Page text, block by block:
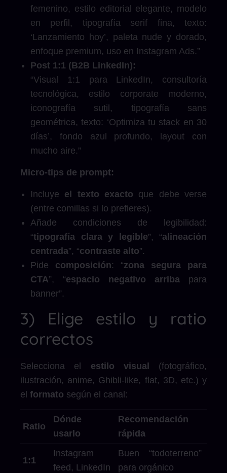
femenino, estilo editorial elegante, modelo
en perfil, tipografía serif fina, texto:
‘Lanzamiento hoy’, paleta nude y dorado,
enfoque premium, uso en Instagram Ads.”
Post 1:1 (B2B LinkedIn):
“Visual 1:1 para LinkedIn, consultoría
tecnológica, estilo corporate moderno,
iconografía sutil, tipografía sans
geométrica, texto: ‘Optimiza tu stack en 30
días’, fondo azul profundo, layout con
mucho aire.”
Micro-tips de prompt:
Incluye el texto exacto que debe verse
(entre comillas si lo prefieres).
Añade condiciones de legibilidad:
“tipografía clara y legible”, “alineación
centrada”, “contraste alto”.
Pide composición: “zona segura para
CTA”, “espacio negativo arriba para
banner”.
3) Elige estilo y ratio
correctos
Selecciona el estilo visual
(fotográfico,
ilustración, anime, Ghibli-like, flat, 3D, etc.) y
el formato según el canal:
Ratio
Dónde
usarlo
Recomendación
rápida
1:1
Instagram
feed, LinkedIn
Buen “todoterreno”
para orgánico